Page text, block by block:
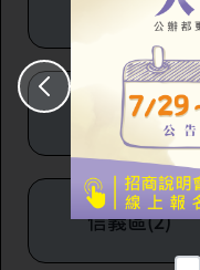
大安區(7)
信義區(2)